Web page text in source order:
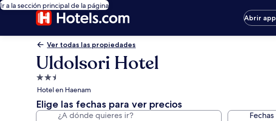
Ir a la sección principal de la página
Abrir app
Ver todas las propiedades
Uldolsori Hotel
Propiedad
de
2.5
estrellas
Hotel en Haenam
Elige las fechas para ver precios
¿A dónde quieres ir? Fechas